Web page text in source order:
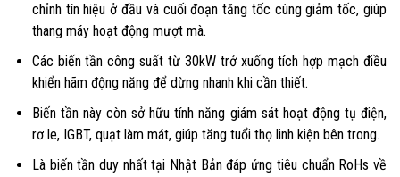
chỉnh tín hiệu ở đầu và cuối đoạn tăng tốc cùng giảm tốc, giúp
thang máy hoạt động mượt mà.
Các biến tần công suất từ 30kW trở xuống tích hợp mạch điều
khiển hãm động năng để dừng nhanh khi cần thiết.
Biến tần này còn sở hữu tính năng giám sát hoạt động tụ điện,
rơ le, IGBT, quạt làm mát, giúp tăng tuổi thọ linh kiện bên trong.
Là biến tần duy nhất tại Nhật Bản đáp ứng tiêu chuẩn RoHs về